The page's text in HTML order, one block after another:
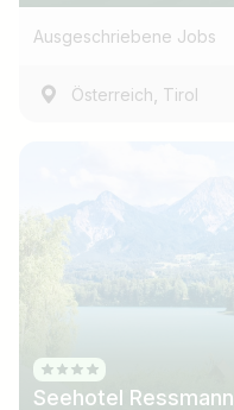
Ausgeschriebene Jobs
Österreich, Tirol
Seehotel Ressmann
Jobtitel